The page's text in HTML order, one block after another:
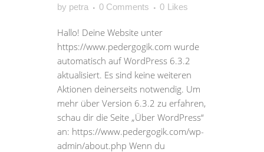
by petra 0 Comments 0 Likes
Hallo! Deine Website unter
https://www.pedergogik.com wurde
automatisch auf WordPress 6.3.2
aktualisiert. Es sind keine weiteren
Aktionen deinerseits notwendig. Um
mehr über Version 6.3.2 zu erfahren,
schau dir die Seite „Über WordPress“
an: https://www.pedergogik.com/wp-
admin/about.php Wenn du